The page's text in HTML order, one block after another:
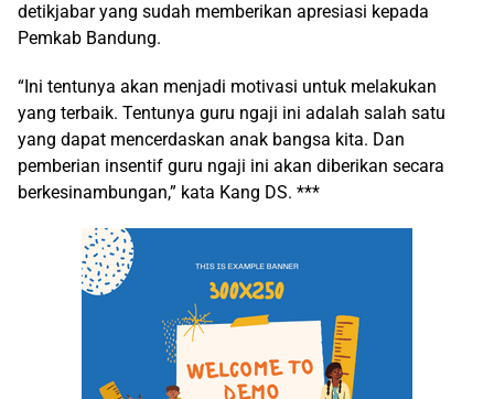
detikjabar yang sudah memberikan apresiasi kepada
Pemkab Bandung.
“Ini tentunya akan menjadi motivasi untuk melakukan
yang terbaik. Tentunya guru ngaji ini adalah salah satu
yang dapat mencerdaskan anak bangsa kita. Dan
pemberian insentif guru ngaji ini akan diberikan secara
berkesinambungan,” kata Kang DS. ***